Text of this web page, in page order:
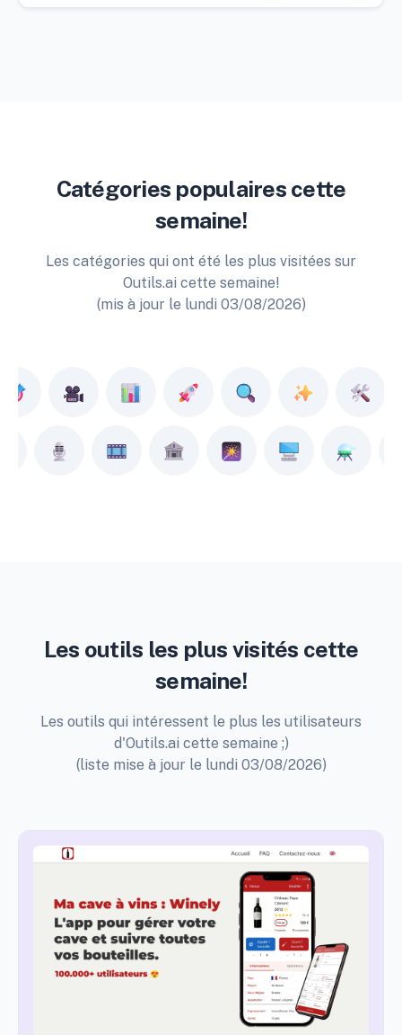
Catégories populaires cette
semaine!
Les catégories qui ont été les plus visitées sur
Outils.ai cette semaine!
(mis à jour le lundi 03/08/2026)
Les outils les plus visités cette
semaine!
Les outils qui intéressent le plus les utilisateurs
d'Outils.ai cette semaine ;)
(liste mise à jour le lundi 03/08/2026)